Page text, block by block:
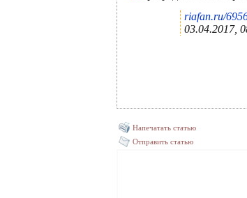
riafan.ru/
03.04.2017,
Напечатать статью
Отправить статью